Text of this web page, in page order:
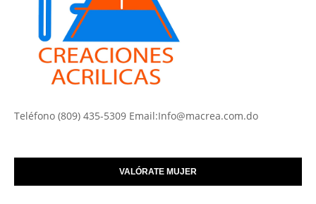
Teléfono (809) 435-5309 Email:Info@macrea.com.do
VALÓRATE MUJER